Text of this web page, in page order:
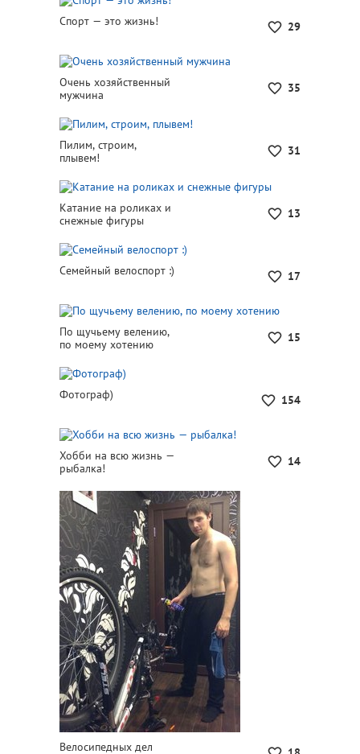
29
Спорт — это жизнь!
35
Очень хозяйственный
мужчина
31
Пилим, строим,
плывем!
13
Катание на роликах и
снежные фигуры
17
Семейный велоспорт :)
15
По щучьему велению,
по моему хотению
154
Фотограф)
14
Хобби на всю жизнь —
рыбалка!
Велосипедных дел